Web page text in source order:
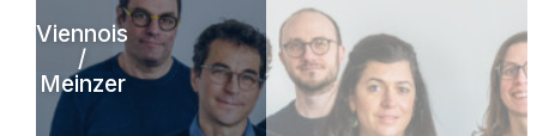
Viennois
/
Meinzer